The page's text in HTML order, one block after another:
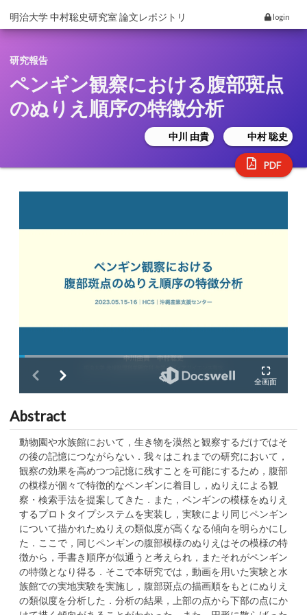
明治大学 中村聡史研究室 論文レポジトリ login
研究報告
ペンギン観察における腹部斑点
のぬりえ順序の特徴分析
中川 由貴 中村 聡史
PDF
Abstract
動物園や水族館において，生き物を漠然と観察するだけではそ
の後の記憶につながらない．我々はこれまでの研究において，
観察の効果を高めつつ記憶に残すことを可能にするため，腹部
の模様が個々で特徴的なペンギンに着目し，ぬりえによる観
察・検索手法を提案してきた．また，ペンギンの模様をぬりえ
するプロトタイプシステムを実装し，実験により同じペンギン
について描かれたぬりえの類似度が高くなる傾向を明らかにし
た．ここで，同じペンギンの腹部模様のぬりえはその模様の特
徴から，手書き順序が似通うと考えられ，またそれがペンギン
の特徴となり得る．そこで本研究では，動画を用いた実験と水
族館での実地実験を実施し，腹部斑点の描画順をもとにぬりえ
の類似度を分析した．分析の結果，上部の点から下部の点にか